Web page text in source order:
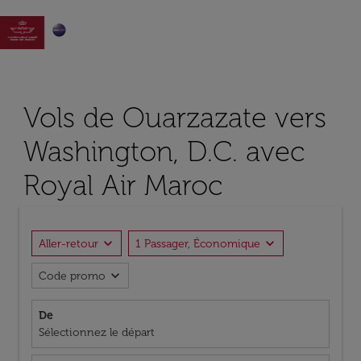

Vols de Ouarzazate vers
Washington, D.C. avec
Royal Air Maroc
Aller-retour expand_more 1 Passager, Économique expand_more
Code promo expand_more
De
Sélectionnez le départ